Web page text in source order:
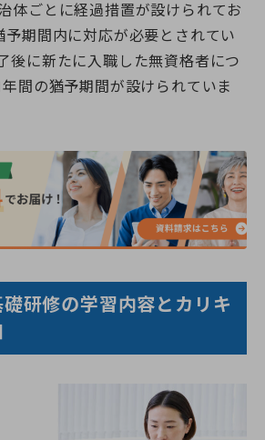
体ごとに経過措置が設けられてお
予期間内に対応が必要とされてい
後に新たに入職した無資格者につ
間の猶予期間が設けられていま
研修の学習内容とカリキ